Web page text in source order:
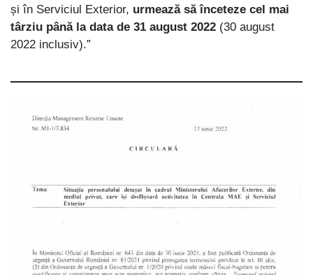
și în Serviciul Exterior, urmează să înceteze cel mai
târziu până la data de 31 august 2022 (30 august
2022 inclusiv).”